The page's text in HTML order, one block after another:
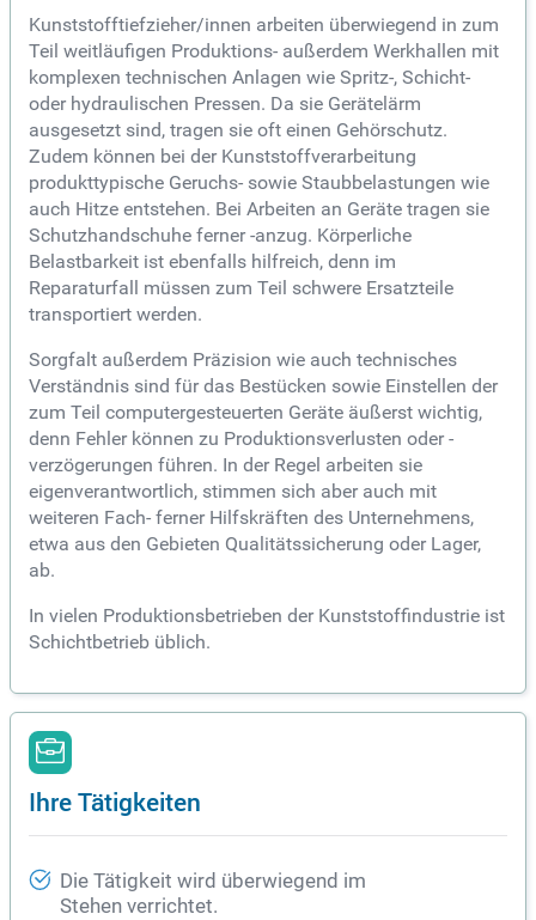
Kunststofftiefzieher/innen arbeiten überwiegend in zum
Teil weitläufigen Produktions- außerdem Werkhallen mit
komplexen technischen Anlagen wie Spritz-, Schicht-
oder hydraulischen Pressen. Da sie Gerätelärm
ausgesetzt sind, tragen sie oft einen Gehörschutz.
Zudem können bei der Kunststoffverarbeitung
produkttypische Geruchs- sowie Staubbelastungen wie
auch Hitze entstehen. Bei Arbeiten an Geräte tragen sie
Schutzhandschuhe ferner -anzug. Körperliche
Belastbarkeit ist ebenfalls hilfreich, denn im
Reparaturfall müssen zum Teil schwere Ersatzteile
transportiert werden.
Sorgfalt außerdem Präzision wie auch technisches
Verständnis sind für das Bestücken sowie Einstellen der
zum Teil computergesteuerten Geräte äußerst wichtig,
denn Fehler können zu Produktionsverlusten oder -
verzögerungen führen. In der Regel arbeiten sie
eigenverantwortlich, stimmen sich aber auch mit
weiteren Fach- ferner Hilfskräften des Unternehmens,
etwa aus den Gebieten Qualitätssicherung oder Lager,
ab.
In vielen Produktionsbetrieben der Kunststoffindustrie ist
Schichtbetrieb üblich.
Ihre Tätigkeiten
Die Tätigkeit wird überwiegend im
Stehen verrichtet.